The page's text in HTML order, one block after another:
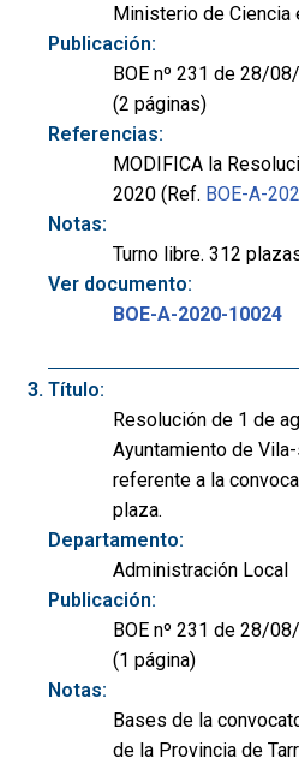
Ministerio de Ciencia
Publicación:
BOE nº 231 de 28/
(2 páginas)
Referencias:
MODIFICA la
2020 (Ref. BOE-A-
Notas:
Turno libre. 312
Ver documento:
BOE-A-2020-10024
Título:
Resolución de 1 de
Ayuntamiento de
referente a la
plaza.
Departamento:
Administración Local
Publicación:
BOE nº 231 de 28/
(1 página)
Notas:
Bases de la
de la Provincia de